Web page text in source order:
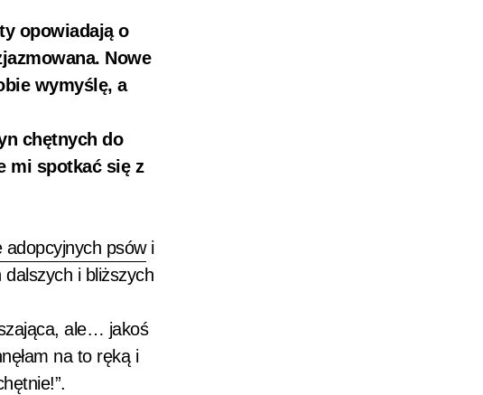
opowiadają o
Nowe
wymyślę, a
chętnych do
mi spotkać się z
adopcyjnych psówi
i bliższych
ale… jakoś
na to ręką i